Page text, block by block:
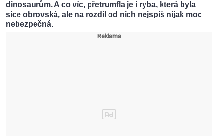
dinosaurům. A co víc, přetrumfla je i ryba, která byla
sice obrovská, ale na rozdíl od nich nejspíš nijak moc
nebezpečná.